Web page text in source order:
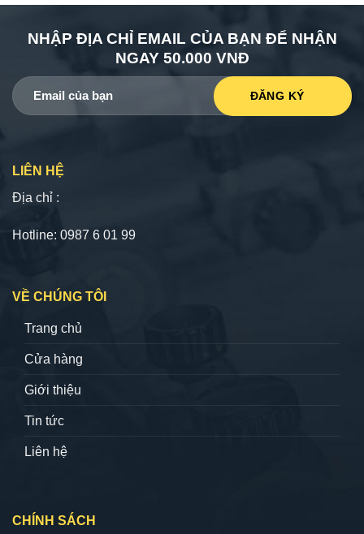
NHẬP ĐỊA CHỈ EMAIL CỦA BẠN ĐỂ NHẬN
NGAY 50.000 VNĐ
LIÊN HỆ
Địa chỉ :
Hotline: 0987 6 01 99
VỀ CHÚNG TÔI
Trang chủ
Cửa hàng
Giới thiệu
Tin tức
Liên hệ
CHÍNH SÁCH